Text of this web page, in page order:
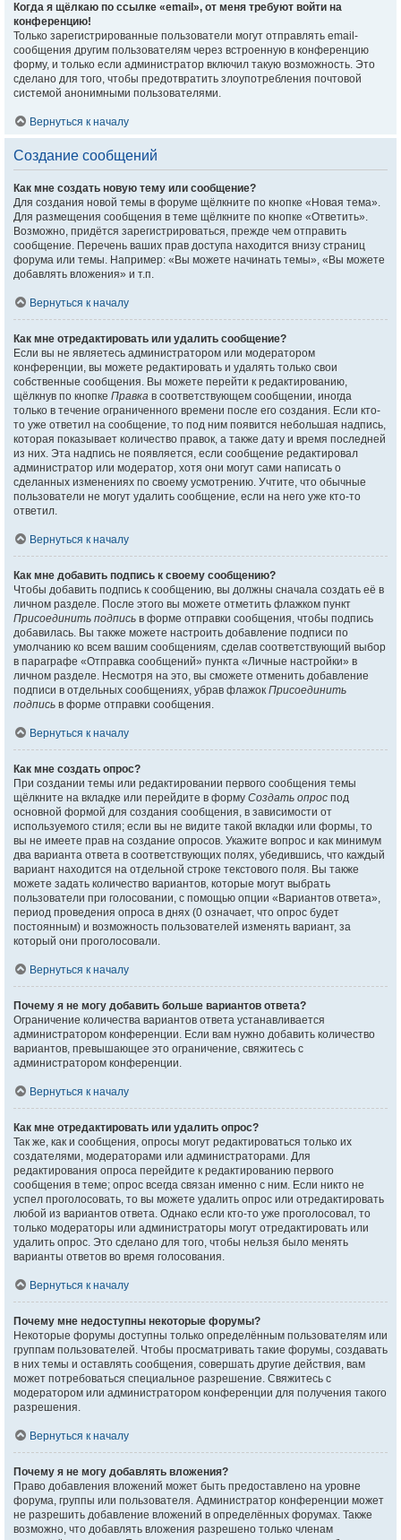
Когда я щёлкаю по ссылке «email», от меня требуют войти на
конференцию!
Только зарегистрированные пользователи могут отправлять email-
сообщения другим пользователям через встроенную в конференцию
форму, и только если администратор включил такую возможность. Это
сделано для того, чтобы предотвратить злоупотребления почтовой
системой анонимными пользователями.
Вернуться к началу
Создание сообщений
Как мне создать новую тему или сообщение?
Для создания новой темы в форуме щёлкните по кнопке «Новая тема».
Для размещения сообщения в теме щёлкните по кнопке «Ответить».
Возможно, придётся зарегистрироваться, прежде чем отправить
сообщение. Перечень ваших прав доступа находится внизу страниц
форума или темы. Например: «Вы можете начинать темы», «Вы можете
добавлять вложения» и т.п.
Вернуться к началу
Как мне отредактировать или удалить сообщение?
Если вы не являетесь администратором или модератором
конференции, вы можете редактировать и удалять только свои
собственные сообщения. Вы можете перейти к редактированию,
щёлкнув по кнопке Правка в соответствующем сообщении, иногда
только в течение ограниченного времени после его создания. Если кто-
то уже ответил на сообщение, то под ним появится небольшая надпись,
которая показывает количество правок, а также дату и время последней
из них. Эта надпись не появляется, если сообщение редактировал
администратор или модератор, хотя они могут сами написать о
сделанных изменениях по своему усмотрению. Учтите, что обычные
пользователи не могут удалить сообщение, если на него уже кто-то
ответил.
Вернуться к началу
Как мне добавить подпись к своему сообщению?
Чтобы добавить подпись к сообщению, вы должны сначала создать её в
личном разделе. После этого вы можете отметить флажком пункт
Присоединить подпись в форме отправки сообщения, чтобы подпись
добавилась. Вы также можете настроить добавление подписи по
умолчанию ко всем вашим сообщениям, сделав соответствующий выбор
в параграфе «Отправка сообщений» пункта «Личные настройки» в
личном разделе. Несмотря на это, вы сможете отменить добавление
подписи в отдельных сообщениях, убрав флажок Присоединить
подпись в форме отправки сообщения.
Вернуться к началу
Как мне создать опрос?
При создании темы или редактировании первого сообщения темы
щёлкните на вкладке или перейдите в форму Создать опрос под
основной формой для создания сообщения, в зависимости от
используемого стиля; если вы не видите такой вкладки или формы, то
вы не имеете прав на создание опросов. Укажите вопрос и как минимум
два варианта ответа в соответствующих полях, убедившись, что каждый
вариант находится на отдельной строке текстового поля. Вы также
можете задать количество вариантов, которые могут выбрать
пользователи при голосовании, с помощью опции «Вариантов ответа»,
период проведения опроса в днях (0 означает, что опрос будет
постоянным) и возможность пользователей изменять вариант, за
который они проголосовали.
Вернуться к началу
Почему я не могу добавить больше вариантов ответа?
Ограничение количества вариантов ответа устанавливается
администратором конференции. Если вам нужно добавить количество
вариантов, превышающее это ограничение, свяжитесь с
администратором конференции.
Вернуться к началу
Как мне отредактировать или удалить опрос?
Так же, как и сообщения, опросы могут редактироваться только их
создателями, модераторами или администраторами. Для
редактирования опроса перейдите к редактированию первого
сообщения в теме; опрос всегда связан именно с ним. Если никто не
успел проголосовать, то вы можете удалить опрос или отредактировать
любой из вариантов ответа. Однако если кто-то уже проголосовал, то
только модераторы или администраторы могут отредактировать или
удалить опрос. Это сделано для того, чтобы нельзя было менять
варианты ответов во время голосования.
Вернуться к началу
Почему мне недоступны некоторые форумы?
Некоторые форумы доступны только определённым пользователям или
группам пользователей. Чтобы просматривать такие форумы, создавать
в них темы и оставлять сообщения, совершать другие действия, вам
может потребоваться специальное разрешение. Свяжитесь с
модератором или администратором конференции для получения такого
разрешения.
Вернуться к началу
Почему я не могу добавлять вложения?
Право добавления вложений может быть предоставлено на уровне
форума, группы или пользователя. Администратор конференции может
не разрешить добавление вложений в определённых форумах. Также
возможно, что добавлять вложения разрешено только членам